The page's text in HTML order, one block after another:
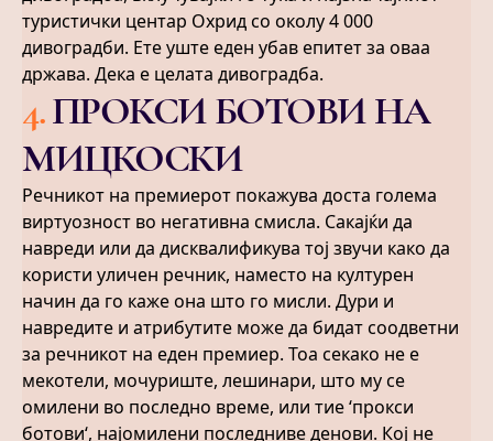
туристички центар Охрид со околу 4 000
дивоградби. Ете уште еден убав епитет за оваа
држава. Дека е целата дивоградба.
4.ПРОКСИ БОТОВИ НА
МИЦКОСКИ
Речникот на премиерот покажува доста голема
виртуозност во негативна смисла. Сакајќи да
навреди или да дисквалификува тој звучи како да
користи уличен речник, наместо на културен
начин да го каже она што го мисли. Дури и
навредите и атрибутите може да бидат соодветни
за речникот на еден премиер. Тоа секако не е
мекотели, мочуриште, лешинари, што му се
омилени во последно време, или тие ‘прокси
ботови‘, најомилени последниве денови. Кој не